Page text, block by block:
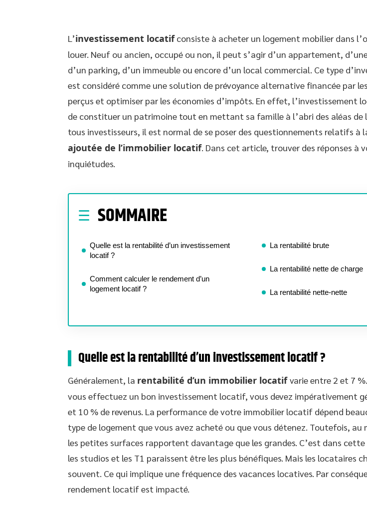
L’investissement locatifconsiste à acheter un logement mobilier dans
louer. Neuf ou ancien, occupé ou non, il peut s’agir d’un appartement,
d’un parking, d’un immeuble ou encore d’un local commercial. Ce type
est considéré comme une solution de prévoyance alternative financée par
perçus et optimiser par les économies d’impôts. En effet, l’investissement
de constituer un patrimoine tout en mettant sa famille à l’abri des aléas de
tous investisseurs, il est normal de se poser des questionnements relatifs à
ajoutée de l’immobilier locatif. Dans cet article, trouver des réponses à
inquiétudes.
SOMMAIRE
Quelle est la rentabilité d’un investissement
locatif ?
Comment calculer le rendement d’un
logement locatif ?
La rentabilité brute
La rentabilité nette de charge
La rentabilité nette-nette
Quelle est la rentabilité d’un investissement locatif ?
Généralement, la rentabilité d’un immobilier locatifvarie entre 2 et 7
vous effectuez un bon investissement locatif, vous devez impérativement
et 10 % de revenus. La performance de votre immobilier locatif dépend
type de logement que vous avez acheté ou que vous détenez. Toutefois, au
les petites surfaces rapportent davantage que les grandes. C’est dans
les studios et les T1 paraissent être les plus bénéfiques. Mais les locataires
souvent. Ce qui implique une fréquence des vacances locatives. Par
rendement locatif est impacté.